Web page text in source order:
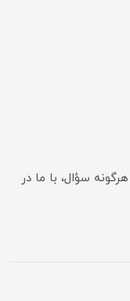
سؤال، با ما در